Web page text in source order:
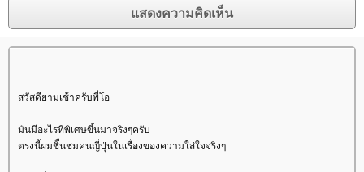
สวัสดียามเช้าครับพี่โอ
มันมีอะไรที่พิเศษขึ้นมาจริงๆครับ
ตรงนี้ผมชิื่นชมคนญี่ปุ่นในเรื่องของความใส่ใจจริงๆ